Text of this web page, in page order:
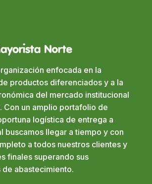
enfocada en la
productos diferenciados y a la
del mercado institucional
Con un amplio portafolio de
logística de entrega a
buscamos llegar a tiempo y con
a todos nuestros clientes y
finales superando sus
abastecimiento.